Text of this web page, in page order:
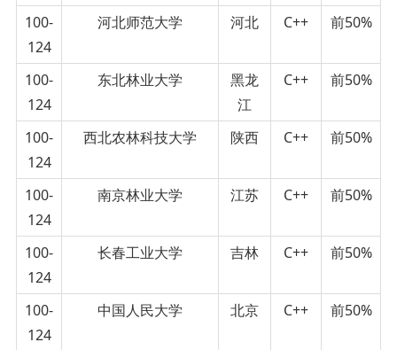
100-
124
河北师范大学 河北 C++ 前50%
100-
124
东北林业大学
黑龙
江
C++ 前50%
100-
124
西北农林科技大学 陕西 C++ 前50%
100-
124
南京林业大学 江苏 C++ 前50%
100-
124
长春工业大学 吉林 C++ 前50%
100-
124
中国人民大学 北京 C++ 前50%